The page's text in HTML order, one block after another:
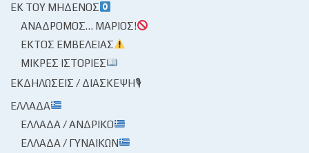
ΕΚ ΤΟΥ ΜΗΔΕΝΌΣ
ΑΝΆΔΡΟΜΟΣ… ΜΆΡΙΟΣ!
ΕΚΤΌΣ ΕΜΒΈΛΕΙΑΣ
ΜΙΚΡΈΣ ΙΣΤΟΡΊΕΣ
ΕΚΔΗΛΏΣΕΙΣ / ΔΙΆΣΚΕΨΗ🎙
ΕΛΛΆΔΑ
ΕΛΛΆΔΑ / ΑΝΔΡΙΚΌ
ΕΛΛΆΔΑ / ΓΥΝΑΙΚΏΝ